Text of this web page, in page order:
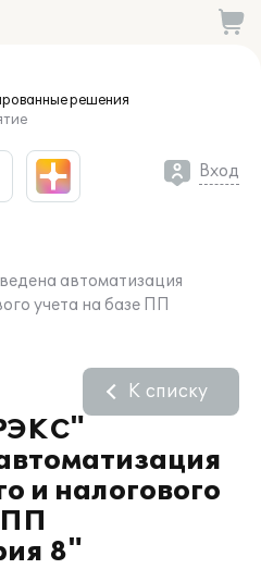
решения
Вход
автоматизация
учета на базе ПП
и налогового
ПП
8"
К списку